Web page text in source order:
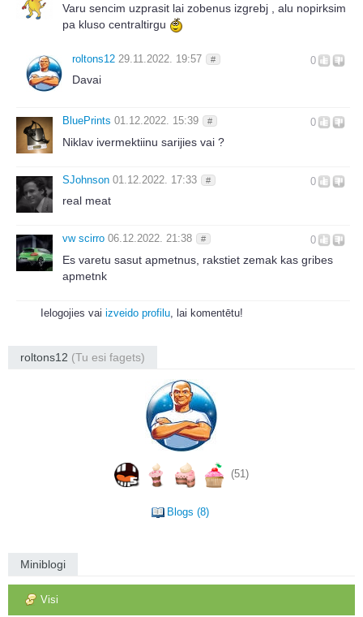
Varu sencim uzprasit lai zobenus izgrebj , alu nopirksim
pa kluso centraltirgu
0
roltons12 29.11.2022. 19:57 #
Davai
0
BluePrints 01.12.2022. 15:39 #
Niklav ivermektiinu sarijies vai ?
0
SJohnson 01.12.2022. 17:33 #
real meat
0
vw scirro 06.12.2022. 21:38 #
Es varetu sasut apmetnus, rakstiet zemak kas gribes
apmetnk
Ielogojies vai izveido profilu , lai komentētu!
roltons12 (Tu esi fagets)
(51)
Blogs (8)
Miniblogi
Visi